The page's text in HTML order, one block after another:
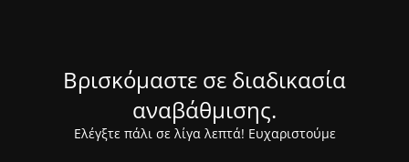
Βρισκόμαστε σε διαδικασία
αναβάθμισης.
Ελέγξτε πάλι σε λίγα λεπτά! Ευχαριστούμε